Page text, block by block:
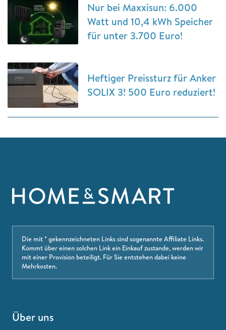
Nur bei Maxxisun: 6.000
Watt und 10,4 kWh Speicher
für unter 3.700 Euro!
Heftiger Preissturz für Anker
SOLIX 3! 500 Euro reduziert!
Die mit * gekennzeichneten Links sind sogenannte Affiliate Links.
Kommt über einen solchen Link ein Einkauf zustande, werden wir
mit einer Provision beteiligt. Für Sie entstehen dabei keine
Mehrkosten.
Über uns